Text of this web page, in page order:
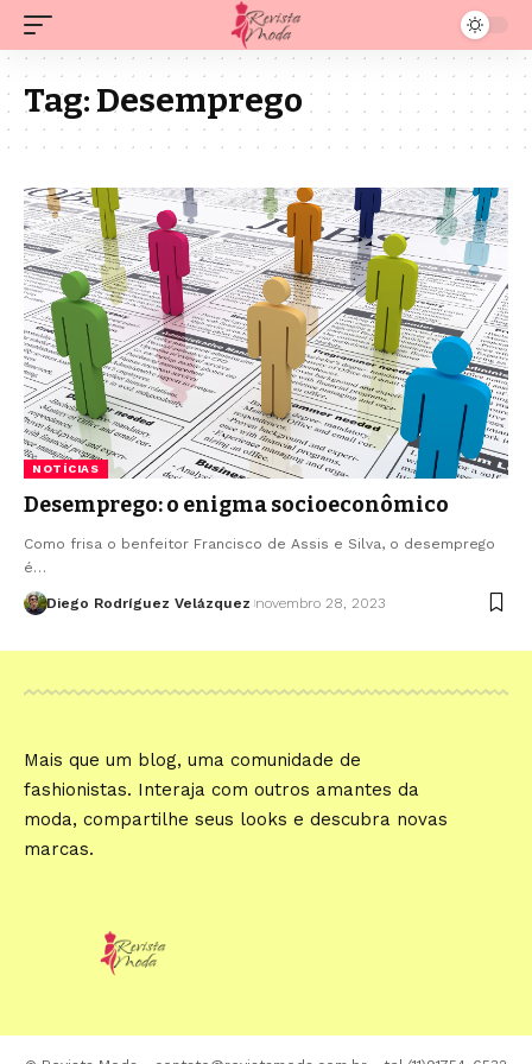
Tag:Desemprego
NOTÍCIAS
Desemprego: o enigma socioeconômico
Como frisa o benfeitor Francisco de Assis e Silva, o desemprego
é…
Diego Rodríguez Velázquez novembro 28, 2023
Mais que um blog, uma comunidade de
fashionistas. Interaja com outros amantes da
moda, compartilhe seus looks e descubra novas
marcas.